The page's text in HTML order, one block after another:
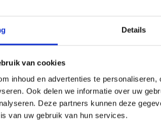
Details
van cookies
inhoud en advertenties te
Ook delen we informatie over uw
Deze partners kunnen deze
van uw gebruik van hun services.